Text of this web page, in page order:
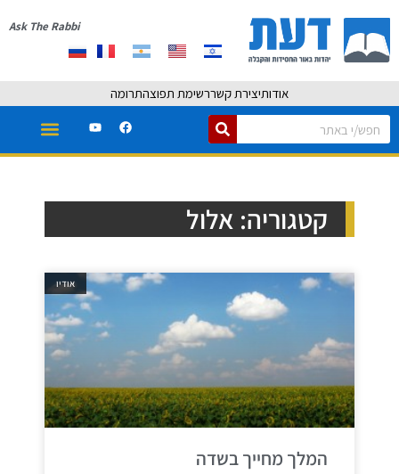
Ask The Rabbi
אודותיצירת קשררשימת תפוצהתרומה
קטגוריה: אלול
אודיו
המלך מחייך בשדה